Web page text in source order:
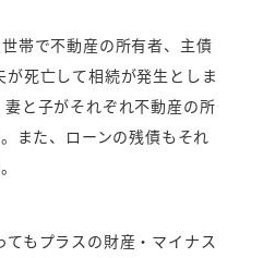
帯で不動産の所有者、主債
死亡して相続が発生としま
妻と子がそれぞれ不動産の所
また、ローンの残債もそれ
もプラスの財産・マイナス